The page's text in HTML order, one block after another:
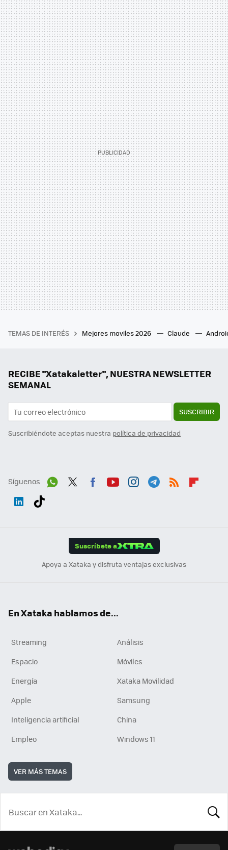
TEMAS DE INTERÉS Mejores moviles 2026 Claude
RECIBE "Xatakaletter", NUESTRA NEWSLETTER
SEMANAL
SUSCRIBIR
Suscribiéndote aceptas nuestra política de privacidad
Síguenos
Suscríbete a
Apoya a Xataka y disfruta ventajas exclusivas
En Xataka hablamos de...
Streaming
Análisis
Espacio
Móviles
Energía
Xataka Movilidad
Apple
Samsung
Inteligencia artificial
China
Empleo
Windows 11
VER MÁS TEMAS